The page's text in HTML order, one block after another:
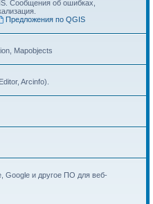
Сообщения об ошибках,
Предложения по QGIS
Mapobjects
Arcinfo).
Google и другое ПО для веб-